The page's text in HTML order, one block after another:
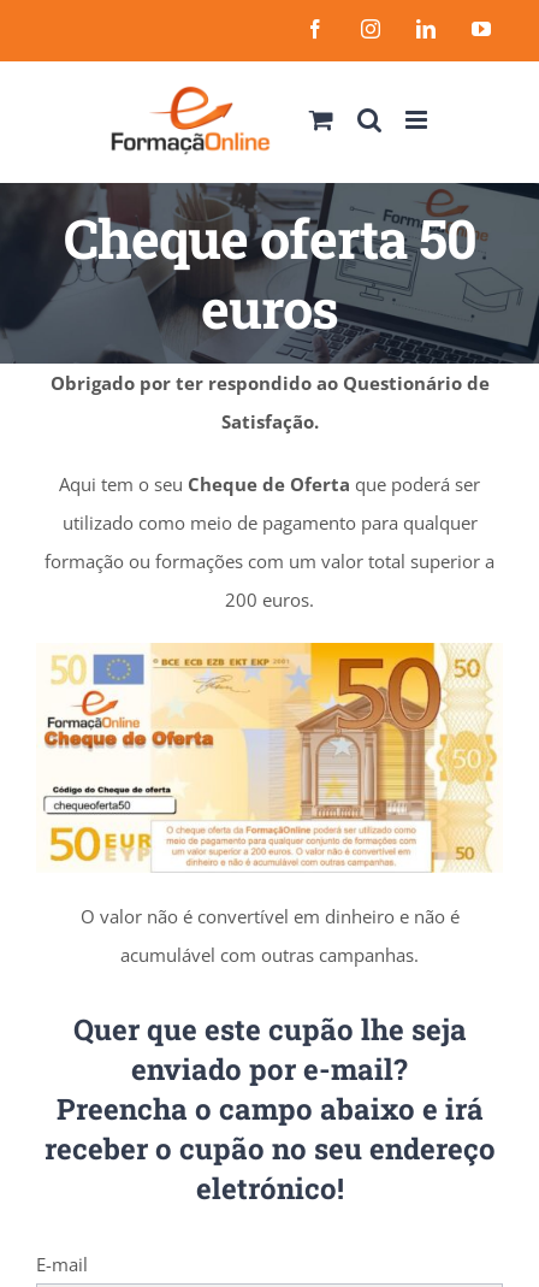
to
FacebookInstagramLinkedIn
Cheque oferta 50
euros
Obrigado por ter respondido ao Questionário de
Satisfação.
Aqui tem o seu Cheque de Oferta que poderá ser
utilizado como meio de pagamento para qualquer
formação ou formações com um valor total superior a
200 euros.
O valor não é convertível em dinheiro e não é
acumulável com outras campanhas.
Quer que este cupão lhe seja
enviado por e-mail?
Preencha o campo abaixo e irá
receber o cupão no seu endereço
eletrónico!
E-mail